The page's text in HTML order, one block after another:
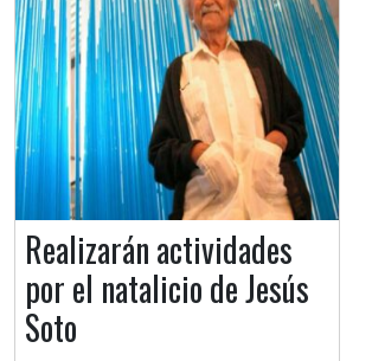
Realizarán actividades
por el natalicio de Jesús
Soto